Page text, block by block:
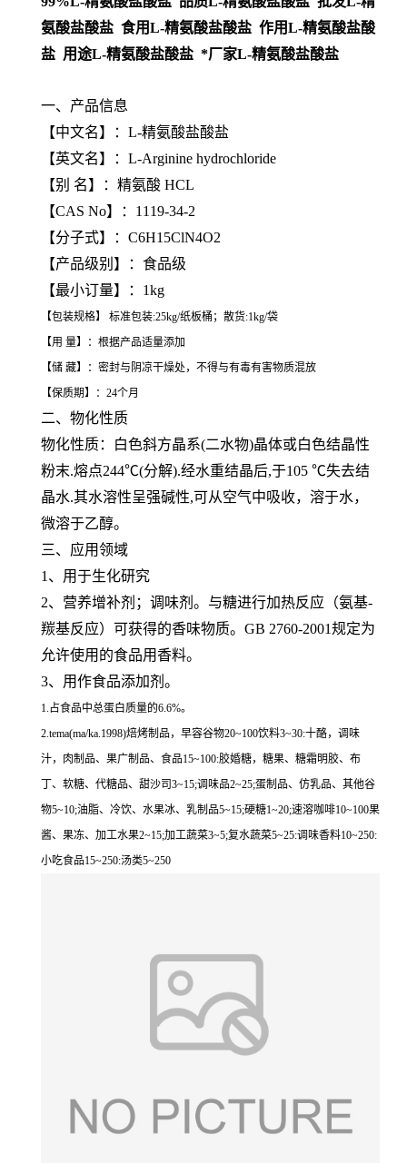
氨酸盐酸盐 食用L-精氨酸盐酸盐 作用L-精氨酸盐酸
盐 用途L-精氨酸盐酸盐 *厂家L-精氨酸盐酸盐
一、产品信息
【中文名】：L-精氨酸盐酸盐
【英文名】：L-Arginine hydrochloride
【别 名】：精氨酸 HCL
【CAS No】：1119-34-2
【分子式】：C6H15ClN4O2
【产品级别】：食品级
【最小订量】：1kg
【包装规格】 标准包装:25kg/纸板桶；散货:1kg/袋
【用 量】：根据产品适量添加
【储 藏】：密封与阴凉干燥处，不得与有毒有害物质混放
【保质期】：24个月
二、物化性质
物化性质：白色斜方晶系(二水物)晶体或白色结晶性
粉末.熔点244℃(分解).经水重结晶后,于105 ℃失去结
晶水.其水溶性呈强碱性,可从空气中吸收，溶于水，
微溶于乙醇。
三、应用领域
1、用于生化研究
2、营养增补剂；调味剂。与糖进行加热反应（氨基-
羰基反应）可获得的香味物质。GB 2760-2001规定为
允许使用的食品用香料。
3、用作食品添加剂。
1.占食品中总蛋白质量的6.6%。
2.tema(ma/ka.1998)焙烤制品，早容谷物20~100饮料3~30:十酪，调味
汁，肉制品、果广制品、食品15~100:胶婚糖，糖果、糖霜明胶、布
丁、软糖、代糖品、甜沙司3~15;调味品2~25;蛋制品、仿乳品、其他谷
物5~10;油脂、冷饮、水果冰、乳制品5~15;硬糖1~20;速溶咖啡10~100果
酱、果冻、加工水果2~15;加工蔬菜3~5;复水蔬菜5~25:调味香料10~250:
小吃食品15~250:汤类5~250